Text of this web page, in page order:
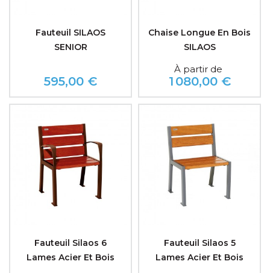
Fauteuil SILAOS
SENIOR
Prix
595,00 €
Chaise Longue En Bois
SILAOS
Prix
À partir de
1 080,00 €
Fauteuil Silaos 6
Lames Acier Et Bois
Fauteuil Silaos 5
Lames Acier Et Bois